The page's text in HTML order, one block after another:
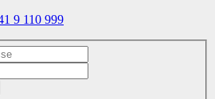
9 110 999